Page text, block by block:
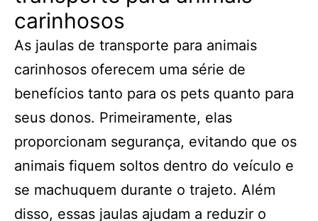
carinhosos
As jaulas de transporte para animais
carinhosos oferecem uma série de
benefícios tanto para os pets quanto para
seus donos. Primeiramente, elas
proporcionam segurança, evitando que os
animais fiquem soltos dentro do veículo e
se machuquem durante o trajeto. Além
disso, essas jaulas ajudam a reduzir o